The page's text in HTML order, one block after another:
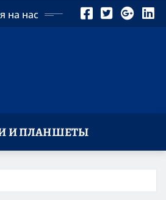
на нас
И ПЛАНШЕТЫ